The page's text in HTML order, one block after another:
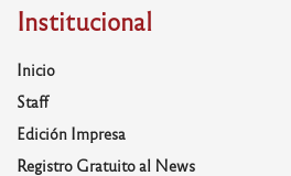
Institucional
Inicio
Staff
Edición Impresa
Registro Gratuito al News